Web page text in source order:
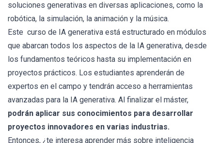
soluciones generativas en diversas aplicaciones, como la
robótica, la simulación, la animación y la música.
Este curso de IA generativa está estructurado en módulos
que abarcan todos los aspectos de la IA generativa, desde
los fundamentos teóricos hasta su implementación en
proyectos prácticos. Los estudiantes aprenderán de
expertos en el campo y tendrán acceso a herramientas
avanzadas para la IA generativa. Al finalizar el máster,
podrán aplicar sus conocimientos para desarrollar
proyectos innovadores en varias industrias.
Entonces, ¿te interesa aprender más sobre inteligencia